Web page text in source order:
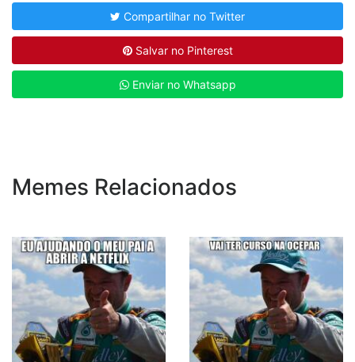
Compartilhar no Twitter
Salvar no Pinterest
Enviar no Whatsapp
Memes Relacionados